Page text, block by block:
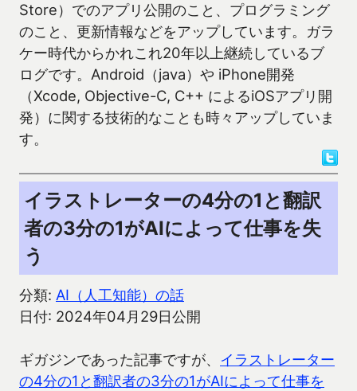
Store）でのアプリ公開のこと、プログラミング
のこと、更新情報などをアップしています。ガラ
ケー時代からかれこれ20年以上継続しているブ
ログです。Android（java）や iPhone開発
（Xcode, Objective-C, C++ によるiOSアプリ開
発）に関する技術的なことも時々アップしていま
す。
イラストレーターの4分の1と翻訳
者の3分の1がAIによって仕事を失
う
分類: AI（人工知能）の話
日付: 2024年04月29日公開
ギガジンであった記事ですが、 イラストレーター
の4分の1と翻訳者の3分の1がAIによって仕事を